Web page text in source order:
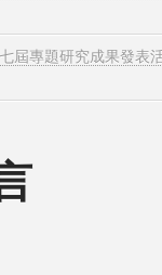
屆專題研究成果發表